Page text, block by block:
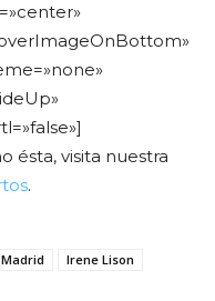
ésta, visita nuestra
.
Irene Lison